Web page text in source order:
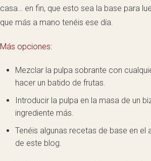
casa… en fin, que esto sea la base para
que más a mano tenéis ese día.
Más opciones:
Mezclar la pulpa sobrante con
hacer un batido de frutas.
Introducir la pulpa en la masa de un
ingrediente más.
Tenéis algunas recetas de base en el
de este blog.